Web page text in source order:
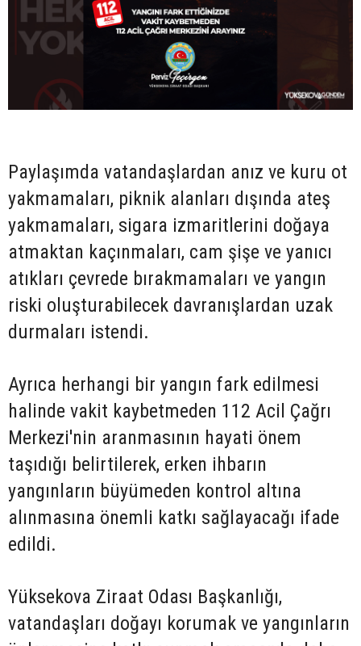
Paylaşımda vatandaşlardan anız ve kuru ot
yakmamaları, piknik alanları dışında ateş
yakmamaları, sigara izmaritlerini doğaya
atmaktan kaçınmaları, cam şişe ve yanıcı
atıkları çevrede bırakmamaları ve yangın
riski oluşturabilecek davranışlardan uzak
durmaları istendi.
Ayrıca herhangi bir yangın fark edilmesi
halinde vakit kaybetmeden 112 Acil Çağrı
Merkezi'nin aranmasının hayati önem
taşıdığı belirtilerek, erken ihbarın
yangınların büyümeden kontrol altına
alınmasına önemli katkı sağlayacağı ifade
edildi.
Yüksekova Ziraat Odası Başkanlığı,
vatandaşları doğayı korumak ve yangınların